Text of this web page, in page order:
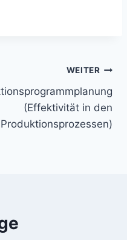
WEITER
(Effektivität in den
Produktionsprozessen)